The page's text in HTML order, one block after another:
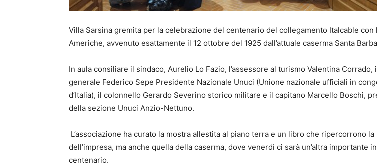
Villa Sarsina gremita per la celebrazione del centenario del collegamento Italcable con
Americhe, avvenuto esattamente il 12 ottobre del 1925 dall’attuale caserma Santa
In aula consiliare il sindaco, Aurelio Lo Fazio, l’assessore al turismo Valentina Corrado,
generale Federico Sepe Presidente Nazionale Unuci (Unione nazionale ufficiali in
d’Italia), il colonnello Gerardo Severino storico militare e il capitano Marcello Boschi,
della sezione Unuci Anzio-Nettuno.
L’associazione ha curato la mostra allestita al piano terra e un libro che ripercorrono la
dell’impresa, ma anche quella della caserma, dove venerdì ci sarà un’altra importante
centenario.